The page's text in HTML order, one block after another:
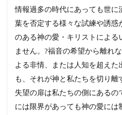
情報過多の時代にあっても世に
葉を否定する様々な試練や誘惑
のある神の愛・キリストによる
ません。?福音の希望から離れ
よる非情、または人知を超えた
も、それが神と私たちを切り離
失望の扉は私たちの側にあるの
には限界があっても神の愛には